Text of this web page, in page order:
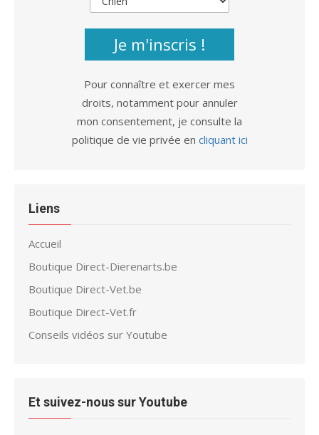
Je m'inscris !
Pour connaître et exercer mes
droits, notamment pour annuler
mon consentement, je consulte la
politique de vie privée en cliquant ici
Liens
Accueil
Boutique Direct-Dierenarts.be
Boutique Direct-Vet.be
Boutique Direct-Vet.fr
Conseils vidéos sur Youtube
Et suivez-nous sur Youtube